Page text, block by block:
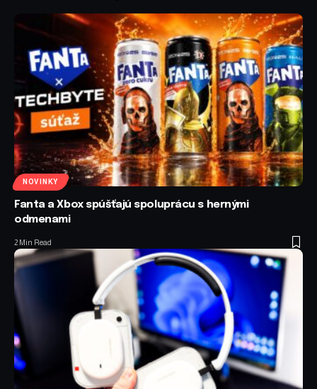
NOVINKY
Fanta a Xbox spúšťajú spoluprácu s hernými
odmenami
2 Min Read